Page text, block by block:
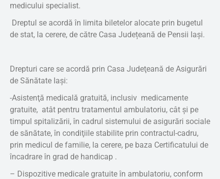
medicului specialist.
Dreptul se acordă în limita biletelor alocate prin bugetul
de stat, la cerere, de către Casa Județeană de Pensii Iași.
Drepturi care se acordă prin Casa Judeţeană de Asigurări
de Sănătate Iaşi:
-Asistenţă medicală gratuită, inclusiv medicamente
gratuite, atât pentru tratamentul ambulatoriu, cât şi pe
timpul spitalizării, în cadrul sistemului de asigurări sociale
de sănătate, în condiţiile stabilite prin contractul-cadru,
prin medicul de familie, la cerere, pe baza Certificatului de
încadrare în grad de handicap .
– Dispozitive medicale gratuite în ambulatoriu, conform